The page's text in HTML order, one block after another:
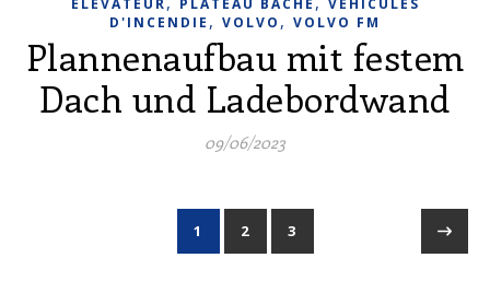
ÉLÉVATEUR
PLATEAU BÂCHÉ
VÉHICULES
D'INCENDIE , VOLVO , VOLVO FM
Plannenaufbau mit festem
Dach und Ladebordwand
09/06/2023
1 2 3